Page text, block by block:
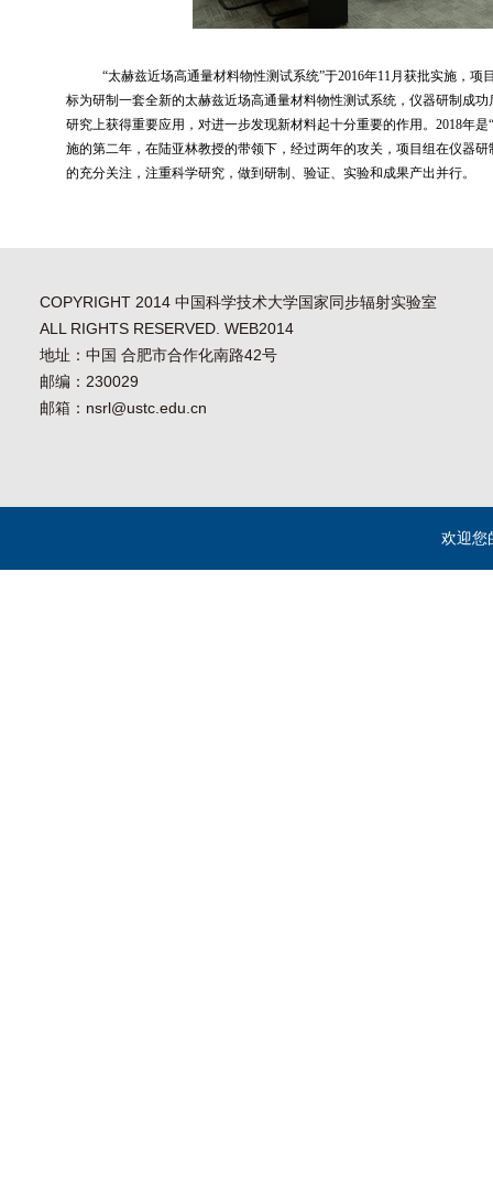
“太赫兹近场高通量材料物性测试系统”于2016年11月获批实施，项
标为研制一套全新的太赫兹近场高通量材料物性测试系统，仪器研制成
研究上获得重要应用，对进一步发现新材料起十分重要的作用。 2018年是
施的第二年，在陆亚林教授的带领下，经过两年的攻关，项目组在仪器
的充分关注，注重科学研究，做到研制、验证、实验和成果产出并行。
COPYRIGHT 2014 中国科学技术大学国家同步辐射实验室
ALL RIGHTS RESERVED. WEB2014
地址：中国 合肥市合作化南路42号
邮编：230029
邮箱：nsrl@ustc.edu.cn
欢迎您